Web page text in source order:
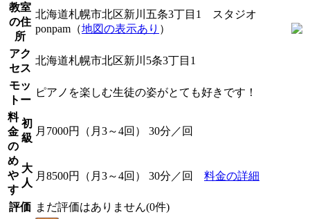
教室
の住
所
北海道札幌市北区新川五条3丁目1 スタジオ
ponpam（地図の表示あり ）
アク
セス
北海道札幌市北区新川5条3丁目1
モッ
トー
ピアノを楽しむ生徒の姿がとても好きです！
料
金
の
め
や
す
初
級
月7000円（月3～4回） 30分／回
大
人
月8500円（月3～4回） 30分／回 料金の詳細
評価 まだ評価はありません(0件)